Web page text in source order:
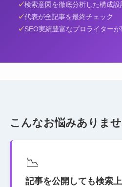
検索意図を徹底分析した構成設
代表が全記事を最終チェック
SEO実績豊富なプロライター
こんなお悩みありま
📉
記事を公開しても検索